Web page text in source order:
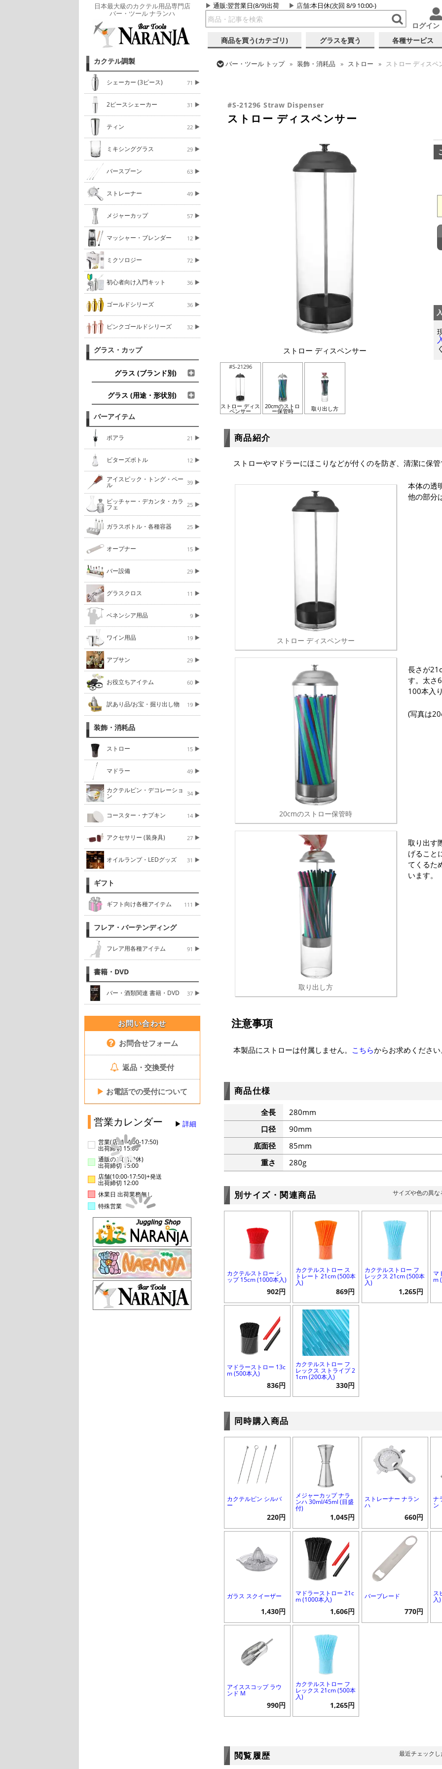
日本最大級のカクテル用品専門店
バー・ツール ナランハ
通販:翌営業日(8/9)出荷 店舗:本日休(次回 8/9 10:00-)
ログイン
商品を買う(カテゴリ) グラスを買う 各種サービス
カクテル調製
シェーカー (3ピース) 71
2ピースシェーカー 31
ティン 22
ミキシンググラス 29
バースプーン 63
ストレーナー 49
メジャーカップ 57
マッシャー・ブレンダー 12
ミクソロジー 72
初心者向け入門キット 36
ゴールドシリーズ 36
ピンクゴールドシリーズ 32
グラス・カップ
グラス (ブランド別)
グラス (用途・形状別)
バーアイテム
ポアラ 21
ビターズボトル 12
アイスピック・トング・ペー
ル 39
ピッチャー・デカンタ・カラ
フェ 25
ガラスボトル・各種容器 25
オープナー 15
バー設備 29
グラスクロス 11
ベネンシア用品 9
ワイン用品 19
アブサン 29
お役立ちアイテム 60
訳あり品/お宝・掘り出し物 19
装飾・消耗品
ストロー 15
マドラー 49
カクテルピン・デコレーショ
ン 34
コースター・ナプキン 14
アクセサリー (装身具) 27
オイルランプ・LEDグッズ 31
ギフト
ギフト向け各種アイテム 111
フレア・バーテンディング
フレア用各種アイテム 91
書籍・DVD
バー・酒類関連 書籍・DVD 37
お問い合わせ
お問合せフォーム
返品・交換受付
▶ お電話での受付について
営業カレンダー 詳細
営業(店舗14:00-17:50)
出荷締切 15:00
通販のみ(店舗休)
出荷締切 15:00
店舗(10:00-17:50)+発送
出荷締切 12:00
休業日 出荷業務無し
特殊営業
バー・ツール トップ 装飾・消耗品 ストロー
ストロー ディスペ
#S-21296 Straw Dispenser
ストロー ディスペンサー
ストロー ディスペンサー
#S-21296
ストロー ディス
ペンサー
20cmのストロ
ー保管時 取り出し方
商品紹介
ストローやマドラーにほこりなどが付くのを防ぎ、清潔に保
ストロー ディスペンサー
本体の透
他の部分
20cmのストロー保管時
長さが
す。太さ
100本入
(写真は
取り出し方
取り出す
げること
てくるた
います。
注意事項
本製品にストローは付属しません。 こちらからお求めくださ
商品仕様
全長
280mm
口径
90mm
底面径
85mm
重さ
280g
別サイズ・関連商品 サイズや色の異
カクテルストロー シ
ップ 15cm (1000本入)
902円
カクテルストロー ス
トレート 21cm (500本
入)
869円
カクテルストロー フ
レックス 21cm (500本
入)
1,265円
マ
m
マドラーストロー 13c
m (500本入)
836円
カクテルストロー フ
レックス ストライプ 2
1cm (200本入)
330円
同時購入商品
カクテルピン シルバ
ー
220円
メジャーカップ ナラ
ンハ 30ml/45ml (目盛
付)
1,045円
ストレーナー ナラン
ハ
660円
ナ
ン
ガラス スクイーザー
1,430円
マドラーストロー 21c
m (1000本入)
1,606円
バーブレード
770円
ス
入)
アイススコップ ラウ
ンド M
990円
カクテルストロー フ
レックス 21cm (500本
入)
1,265円
閲覧履歴 最近チェック